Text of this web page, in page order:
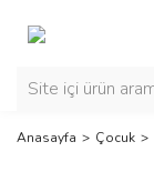
Anasayfa Çocuk